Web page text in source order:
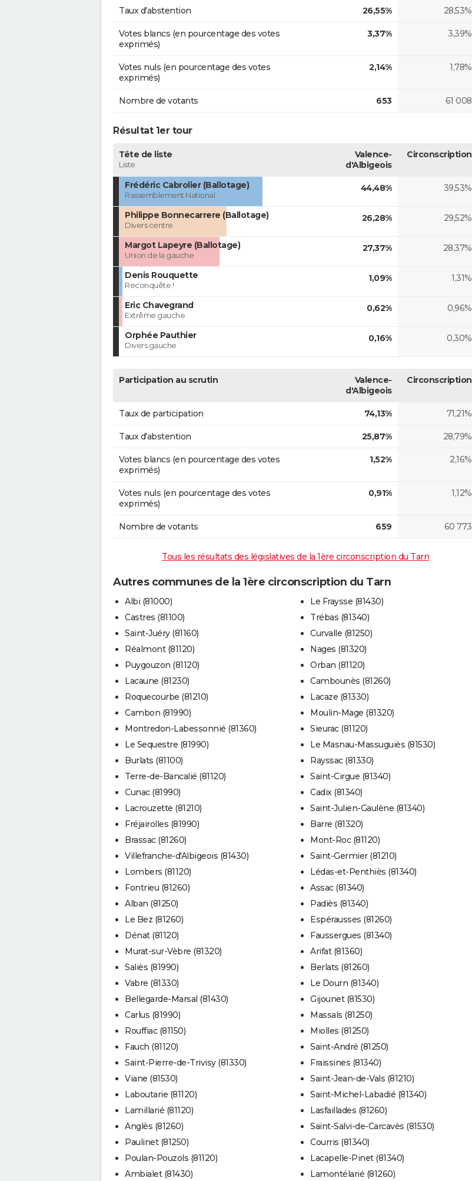
Taux d'abstention 26,55% 28,53%
Votes blancs (en pourcentage des votes
exprimés)
3,37% 3,39%
Votes nuls (en pourcentage des votes
exprimés)
2,14% 1,78%
Nombre de votants 653 61 008
Résultat 1er tour
Tête de liste
Liste
Valence-
d'Albigeois
Circonscription
Frédéric Cabrolier (Ballotage)
Rassemblement National
44,48% 39,53%
Philippe Bonnecarrere (Ballotage)
Divers centre
26,28% 29,52%
Margot Lapeyre (Ballotage)
Union de la gauche
27,37% 28,37%
Denis Rouquette
Reconquête !
1,09% 1,31%
Eric Chavegrand
Extrême gauche
0,62% 0,96%
Orphée Pauthier
Divers gauche
0,16% 0,30%
Participation au scrutin
Valence-
d'Albigeois
Circonscription
Taux de participation 74,13% 71,21%
Taux d'abstention 25,87% 28,79%
Votes blancs (en pourcentage des votes
exprimés)
1,52% 2,16%
Votes nuls (en pourcentage des votes
exprimés)
0,91% 1,12%
Nombre de votants 659 60 773
Tous les résultats des législatives de la 1ère circonscription du Tarn
Autres communes de la 1ère circonscription du Tarn
Albi (81000)
Castres (81100)
Saint-Juéry (81160)
Réalmont (81120)
Puygouzon (81120)
Lacaune (81230)
Roquecourbe (81210)
Cambon (81990)
Montredon-Labessonnié (81360)
Le Sequestre (81990)
Burlats (81100)
Terre-de-Bancalié (81120)
Cunac (81990)
Lacrouzette (81210)
Fréjairolles (81990)
Brassac (81260)
Villefranche-d'Albigeois (81430)
Lombers (81120)
Fontrieu (81260)
Alban (81250)
Le Bez (81260)
Dénat (81120)
Murat-sur-Vèbre (81320)
Saliès (81990)
Vabre (81330)
Bellegarde-Marsal (81430)
Carlus (81990)
Rouffiac (81150)
Fauch (81120)
Saint-Pierre-de-Trivisy (81330)
Viane (81530)
Laboutarie (81120)
Lamillarié (81120)
Anglès (81260)
Paulinet (81250)
Poulan-Pouzols (81120)
Ambialet (81430)
Le Fraysse (81430)
Trébas (81340)
Curvalle (81250)
Nages (81320)
Orban (81120)
Cambounès (81260)
Lacaze (81330)
Moulin-Mage (81320)
Sieurac (81120)
Le Masnau-Massuguiès (81530)
Rayssac (81330)
Saint-Cirgue (81340)
Cadix (81340)
Saint-Julien-Gaulène (81340)
Barre (81320)
Mont-Roc (81120)
Saint-Germier (81210)
Lédas-et-Penthiès (81340)
Assac (81340)
Padiès (81340)
Espérausses (81260)
Faussergues (81340)
Arifat (81360)
Berlats (81260)
Le Dourn (81340)
Gijounet (81530)
Massals (81250)
Miolles (81250)
Saint-André (81250)
Fraissines (81340)
Saint-Jean-de-Vals (81210)
Saint-Michel-Labadié (81340)
Lasfaillades (81260)
Saint-Salvi-de-Carcavès (81530)
Courris (81340)
Lacapelle-Pinet (81340)
Lamontélarié (81260)